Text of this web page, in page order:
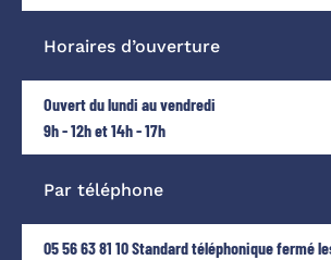
Horaires d’ouverture
Ouvert du lundi au vendredi
9h - 12h et 14h - 17h
Par téléphone
05 56 63 81 10 Standard téléphonique fermé